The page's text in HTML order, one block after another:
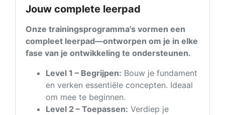
Jouw complete leerpad
Onze trainingsprogramma's vormen een
compleet leerpad—ontworpen om je in elke
fase van je ontwikkeling te ondersteunen.
Level 1 – Begrijpen: Bouw je fundament
en verken essentiële concepten. Ideaal
om mee te beginnen.
Level 2 – Toepassen: Verdiep je